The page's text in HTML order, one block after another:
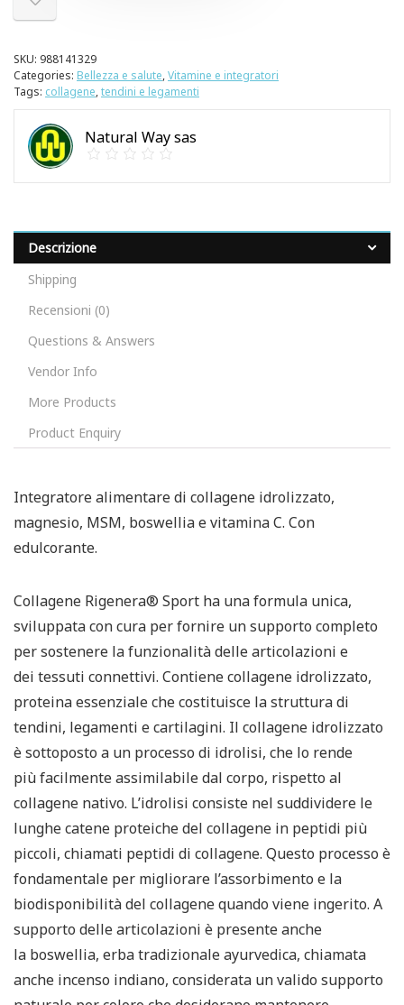
SKU: 988141329
Categories: Bellezza e salute,Vitamine e integratori
Tags: collagene,tendini e legamenti
Natural Way sas
Descrizione
Shipping
Recensioni (0)
Questions & Answers
Vendor Info
More Products
Product Enquiry
Integratore alimentare di collagene idrolizzato,
magnesio, MSM, boswellia e vitamina C. Con
edulcorante.
Collagene Rigenera® Sport ha una formula unica,
sviluppata con cura per fornire un supporto completo
per sostenere lafunzionalità delle articolazioni e
dei tessuti connettivi. Contienecollagene idrolizzato,
proteina essenziale che costituisce la struttura di
tendini, legamenti e cartilagini. Il collagene idrolizzato
è sottoposto a un processo di idrolisi, che lo rende
piùfacilmente assimilabiledal corpo, rispetto al
collagene nativo. L’idrolisi consiste nel suddividere le
lunghe catene proteiche del collagene in peptidi più
piccoli, chiamati peptidi di collagene. Questo processo è
fondamentale per migliorare l’assorbimento e la
biodisponibilità del collagene quando viene ingerito. A
supporto delle articolazioni è presente anche
la boswellia, erba tradizionale ayurvedica, chiamata
anche incenso indiano, considerata un valido supporto